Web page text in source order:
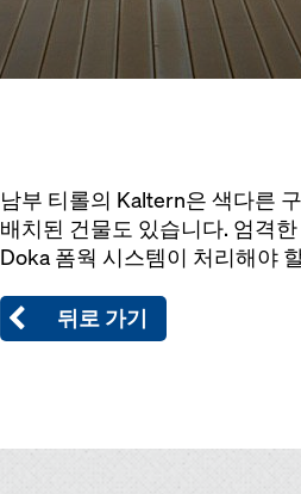
남부 티롤의 Kaltern은 색다른
배치된 건물도 있습니다. 엄격
Doka 폼웍 시스템이 처리해야
뒤로 가기